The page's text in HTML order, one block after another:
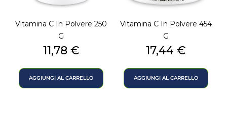
Vitamina C In Polvere 250
G
Prezzo
11,78 €
AGGIUNGI AL CARRELLO
Vitamina C In Polvere 454
G
Prezzo
17,44 €
AGGIUNGI AL CARRELLO